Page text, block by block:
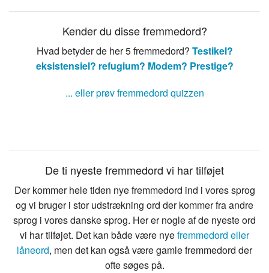
Kender du disse fremmedord?
Hvad betyder de her 5 fremmedord? Testikel?
eksistensiel? refugium? Modem? Prestige?
... eller prøv fremmedord quizzen
De ti nyeste fremmedord vi har tilføjet
Der kommer hele tiden nye fremmedord ind i vores sprog
og vi bruger i stor udstrækning ord der kommer fra andre
sprog i vores danske sprog. Her er nogle af de nyeste ord
vi har tilføjet. Det kan både være nyefremmedord eller
låneord, men det kan også være gamle fremmedord der
ofte søges på.